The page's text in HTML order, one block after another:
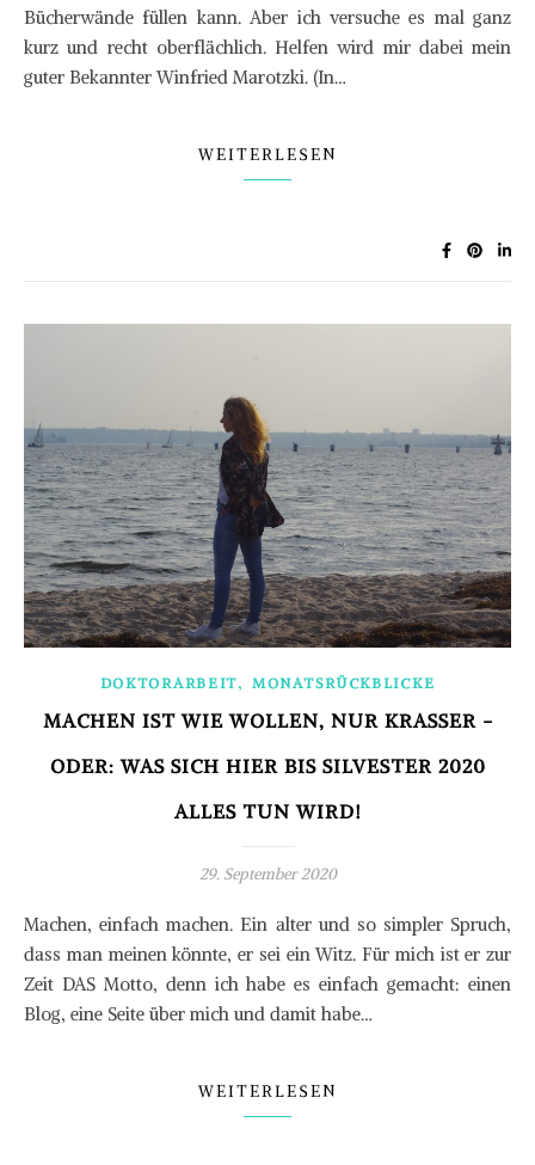
Bücherwände füllen kann. Aber ich versuche es mal ganz
kurz und recht oberflächlich. Helfen wird mir dabei mein
guter Bekannter Winfried Marotzki. (In…
WEITERLESEN
DOKTORARBEIT,MONATSRÜCKBLICKE
MACHEN IST WIE WOLLEN, NUR KRASSER -
ODER: WAS SICH HIER BIS SILVESTER 2020
ALLES TUN WIRD!
29. September 2020
Machen, einfach machen. Ein alter und so simpler Spruch,
dass man meinen könnte, er sei ein Witz. Für mich ist er zur
Zeit DAS Motto, denn ich habe es einfach gemacht: einen
Blog, eine Seite über mich und damit habe…
WEITERLESEN